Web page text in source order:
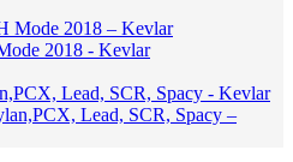
2018 - Kevlar
Lead, SCR, Spacy - Kevlar